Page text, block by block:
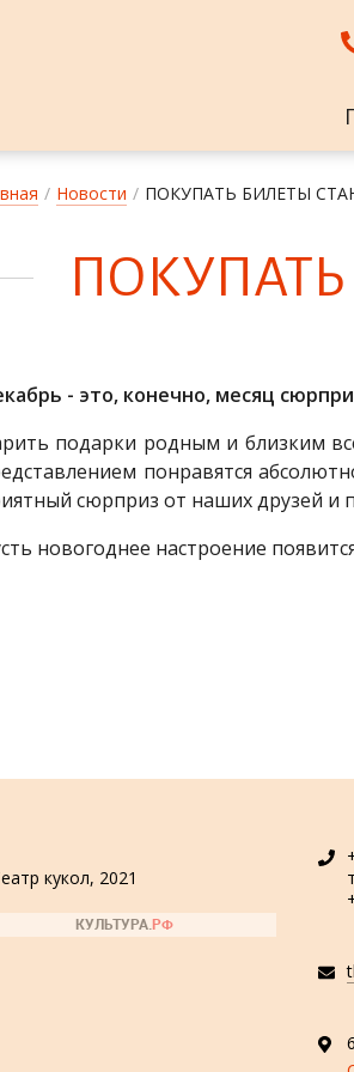
/ Новости / ПОКУПАТЬ БИЛЕТЫ
- это, конечно, месяц
подарки родным и близким
понравятся
сюрприз от наших друзей
новогоднее настроение
кукол, 2021